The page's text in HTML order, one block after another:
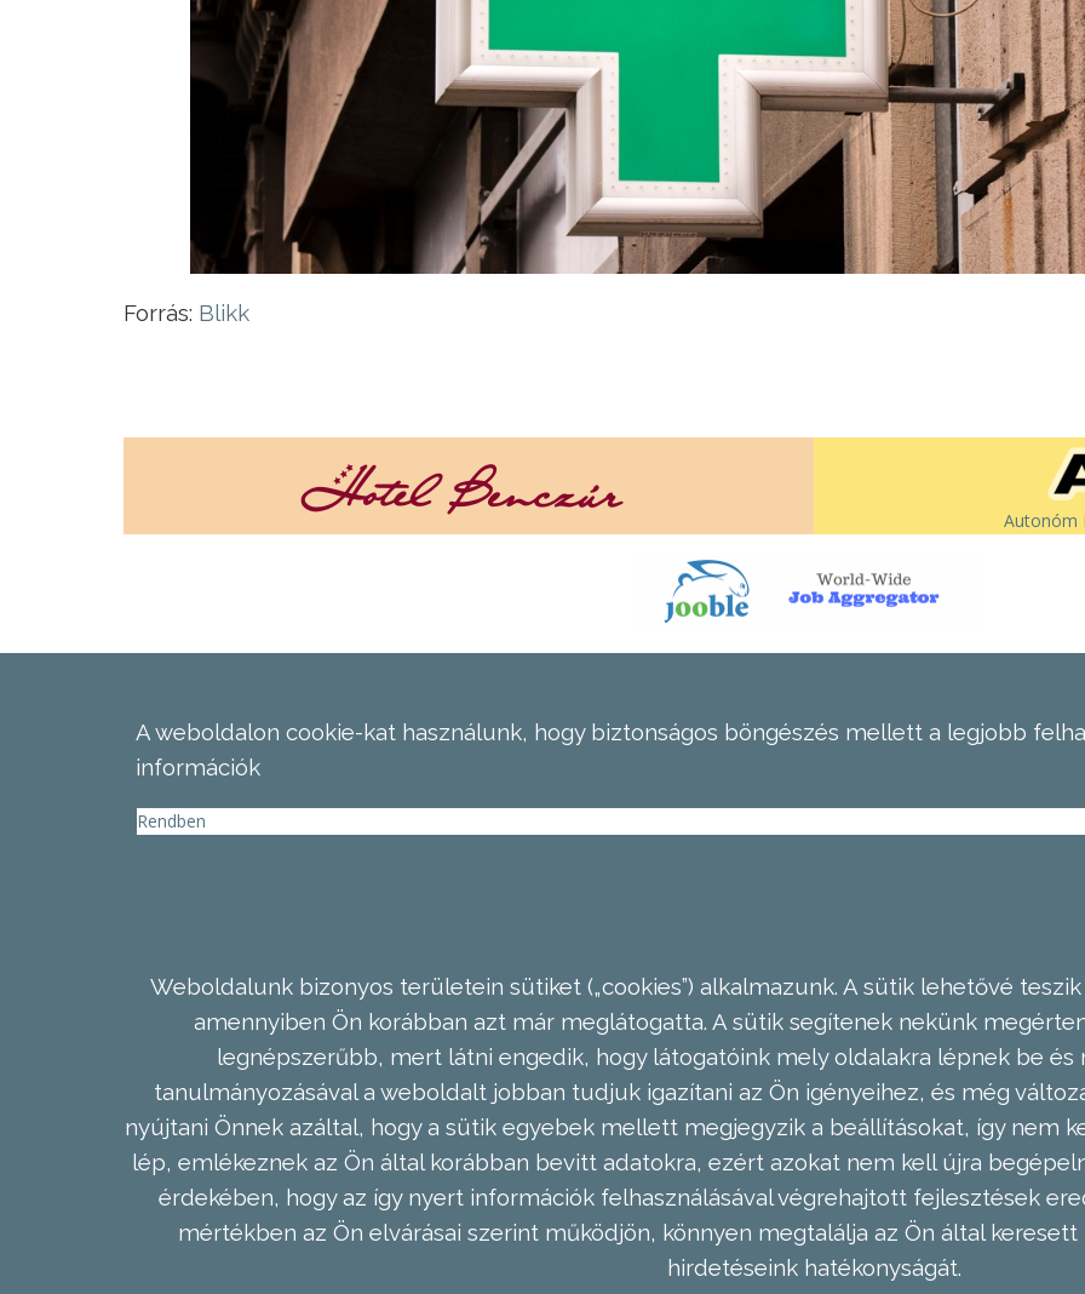
Forrás: Blikk
Autonóm
A weboldalon cookie-kat használunk, hogy biztonságos böngészés mellett a legjobb
információk
Rendben
Weboldalunk bizonyos területein sütiket („cookies”) alkalmazunk. A sütik lehetővé
amennyiben Ön korábban azt már meglátogatta. A sütik segítenek nekünk
legnépszerűbb, mert látni engedik, hogy látogatóink mely oldalakra lépnek be
tanulmányozásával a weboldalt jobban tudjuk igazítani az Ön igényeihez, és még
nyújtani Önnek azáltal, hogy a sütik egyebek mellett megjegyzik a beállításokat, így nem
lép, emlékeznek az Ön által korábban bevitt adatokra, ezért azokat nem kell újra
érdekében, hogy az így nyert információk felhasználásával végrehajtott fejlesztések
mértékben az Ön elvárásai szerint működjön, könnyen megtalálja az Ön által
hirdetéseink hatékonyságát.